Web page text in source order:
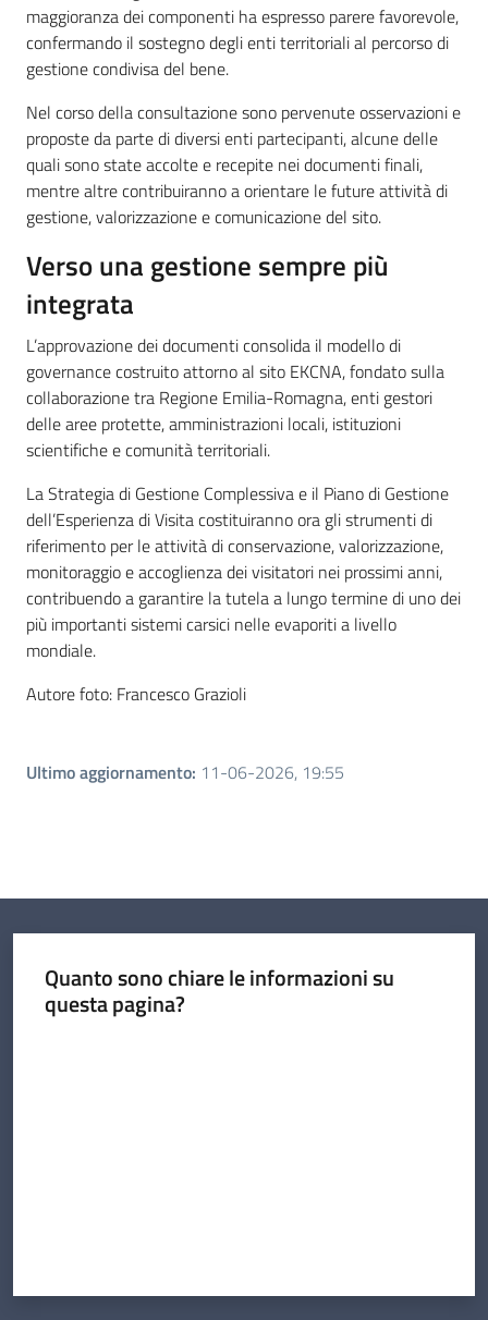
maggioranza dei componenti ha espresso parere favorevole,
confermando il sostegno degli enti territoriali al percorso di
gestione condivisa del bene.
Nel corso della consultazione sono pervenute osservazioni e
proposte da parte di diversi enti partecipanti, alcune delle
quali sono state accolte e recepite nei documenti finali,
mentre altre contribuiranno a orientare le future attività di
gestione, valorizzazione e comunicazione del sito.
Verso una gestione sempre più
integrata
L’approvazione dei documenti consolida il modello di
governance costruito attorno al sito EKCNA, fondato sulla
collaborazione tra Regione Emilia-Romagna, enti gestori
delle aree protette, amministrazioni locali, istituzioni
scientifiche e comunità territoriali.
La Strategia di Gestione Complessiva e il Piano di Gestione
dell’Esperienza di Visita costituiranno ora gli strumenti di
riferimento per le attività di conservazione, valorizzazione,
monitoraggio e accoglienza dei visitatori nei prossimi anni,
contribuendo a garantire la tutela a lungo termine di uno dei
più importanti sistemi carsici nelle evaporiti a livello
mondiale.
Autore foto: Francesco Grazioli
Ultimo aggiornamento: 11-06-2026, 19:55
Quanto sono chiare le informazioni su
questa pagina?